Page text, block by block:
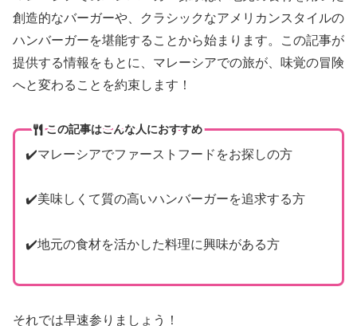
創造的なバーガーや、クラシックなアメリカンスタイルの
ハンバーガーを堪能することから始まります。この記事が
提供する情報をもとに、マレーシアでの旅が、味覚の冒険
へと変わることを約束します！
この記事はこんな人におすすめ
✔️マレーシアでファーストフードをお探しの方
✔️美味しくて質の高いハンバーガーを追求する方
✔️地元の食材を活かした料理に興味がある方
それでは早速参りましょう！